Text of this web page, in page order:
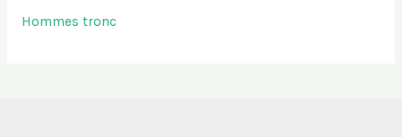
Hommes tronc